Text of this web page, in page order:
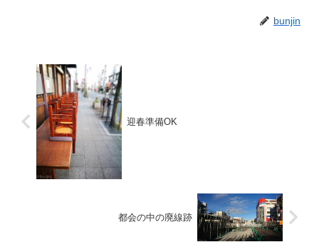
bunjin
迎春準備OK
都会の中の廃線跡